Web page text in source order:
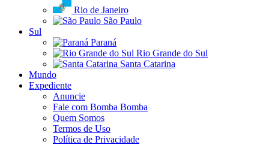
Rio de Janeiro
São Paulo
Sul
Paraná
Rio Grande do Sul
Santa Catarina
Mundo
Expediente
Anuncie
Fale com Bomba Bomba
Quem Somos
Termos de Uso
Política de Privacidade